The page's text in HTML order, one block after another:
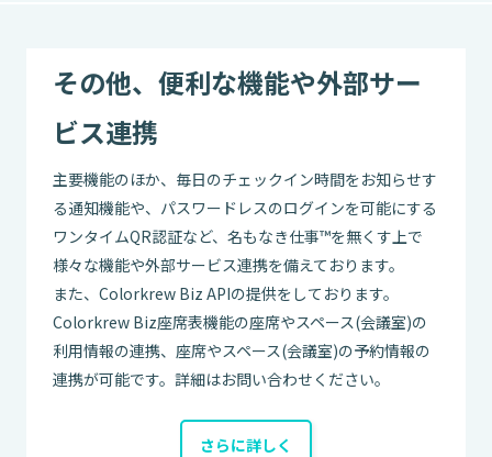
その他、便利な機能や外部サー
ビス連携
主要機能のほか、毎日のチェックイン時間をお知らせす
る通知機能や、パスワードレスのログインを可能にする
ワンタイムQR認証など、名もなき仕事™を無くす上で
様々な機能や外部サービス連携を備えております。
また、Colorkrew Biz APIの提供をしております。
Colorkrew Biz座席表機能の座席やスペース(会議室)の
利用情報の連携、座席やスペース(会議室)の予約情報の
連携が可能です。詳細はお問い合わせください。
さらに詳しく